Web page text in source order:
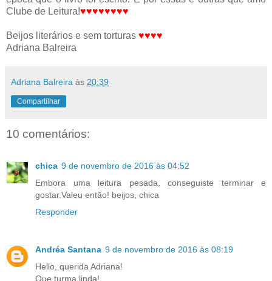
Clube de Leitura!♥♥♥♥♥♥♥♥
Beijos literários e sem torturas ♥♥♥♥
Adriana Balreira
Adriana Balreira às 20:39
Compartilhar
10 comentários:
chica 9 de novembro de 2016 às 04:52
Embora uma leitura pesada, conseguiste terminar e
gostar.Valeu então! beijos, chica
Responder
Andréa Santana 9 de novembro de 2016 às 08:19
Hello, querida Adriana!
Que turma linda!